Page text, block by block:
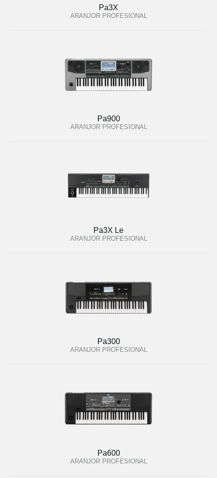
Pa3X
ARANJOR PROFESIONAL
Pa900
ARANJOR PROFESIONAL
Pa3X Le
ARANJOR PROFESIONAL
Pa300
ARANJOR PROFESIONAL
Pa600
ARANJOR PROFESIONAL